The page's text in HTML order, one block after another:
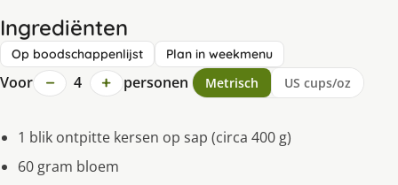
Ingrediënten
Op boodschappenlijst Plan in weekmenu
Voor − 4 + personen Metrisch US cups/oz
1 blik ontpitte kersen op sap (circa 400 g)
60 gram bloem